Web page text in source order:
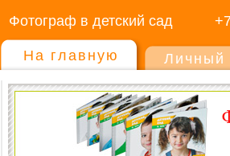
Фотограф в детский сад
На главную Личный